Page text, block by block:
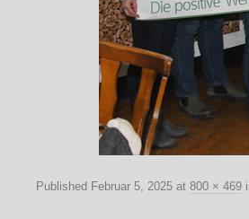
Published Februar 5, 2025 at 800 × 469